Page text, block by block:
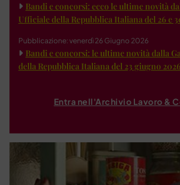
Bandi e concorsi: ecco le ultime novità
Ufficiale della Repubblica Italiana del 26 e
Pubblicazione: venerdì 26 Giugno 2026
Bandi e concorsi: le ultime novità dalla
della Repubblica Italiana del 23 giugno 2026
Entra nell'Archivio Lavoro &